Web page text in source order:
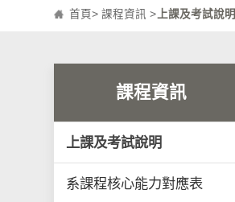
首頁>課程資訊 >上課及考試說明
課程資訊
上課及考試說明
系課程核心能力對應表